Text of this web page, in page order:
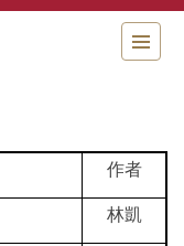
作者
林凱